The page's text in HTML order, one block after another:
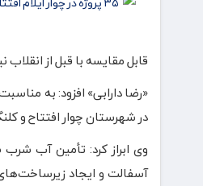
قابل مقایسه با قبل از
در شهرستان چوار افتتاح و
وی ابراز کرد: تأمین آب
آسفالت و ایجاد زیرساخت‌های